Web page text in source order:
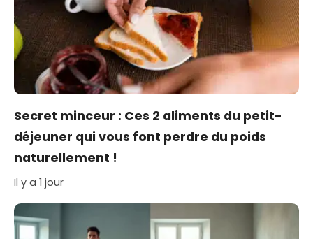
Secret minceur : Ces 2 aliments du petit-
déjeuner qui vous font perdre du poids
naturellement !
Il y a 1 jour